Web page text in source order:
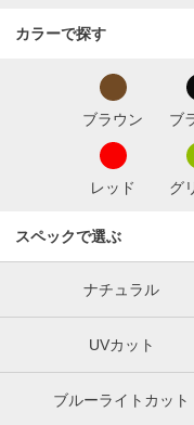
カラーで探す
ブラウン ブ
レッド グ
スペックで選ぶ
ナチュラル
UVカット
ブルーライトカット